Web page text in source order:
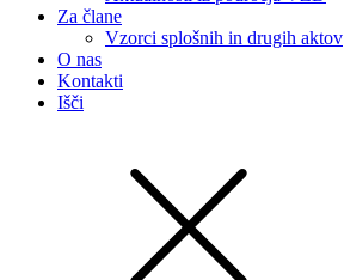
Za člane
Vzorci splošnih in drugih aktov
O nas
Kontakti
Išči